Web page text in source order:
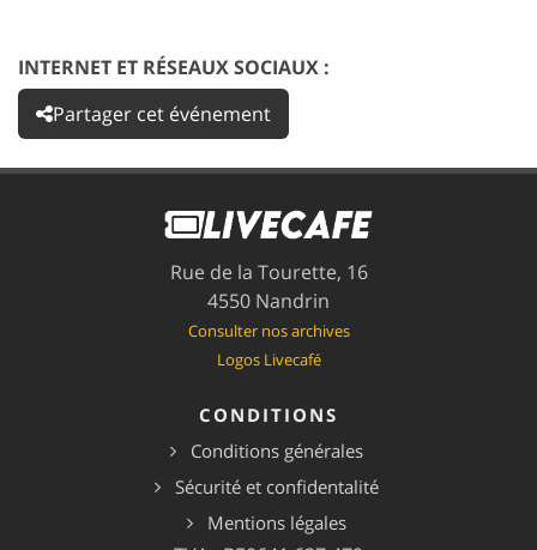
INTERNET ET RÉSEAUX SOCIAUX :
Partager cet événement
Rue de la Tourette, 16
4550 Nandrin
Consulter nos archives
Logos Livecafé
CONDITIONS
Conditions générales
Sécurité et confidentalité
Mentions légales